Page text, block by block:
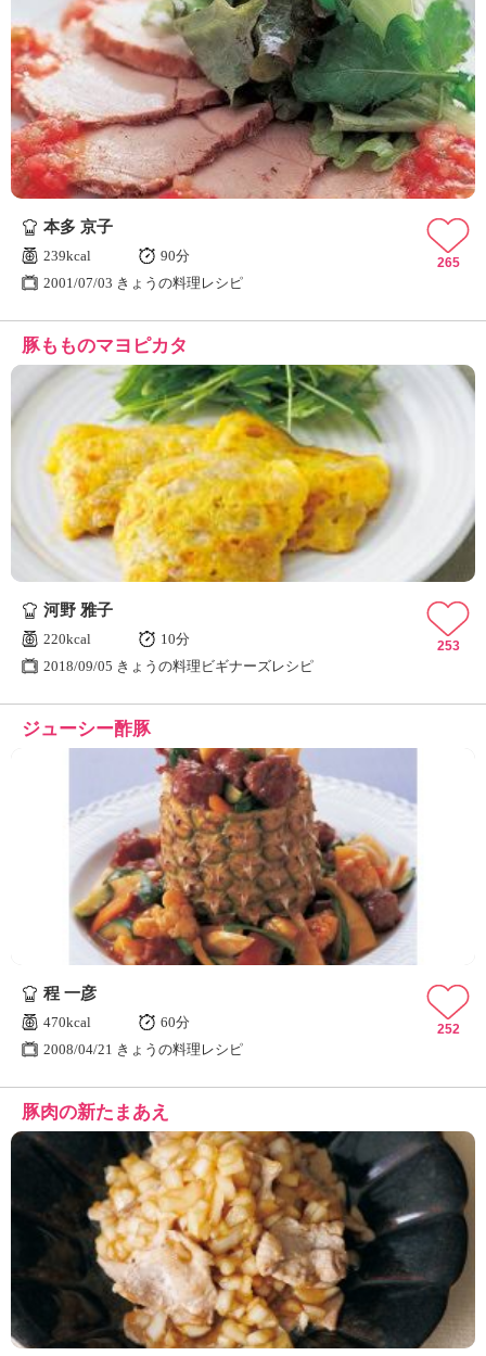
本多 京子
239kcal
90分
2001/07/03 きょうの料理レシピ
265
豚もものマヨピカタ
河野 雅子
220kcal
10分
2018/09/05 きょうの料理ビギナーズレシピ
253
ジューシー酢豚
程 一彦
470kcal
60分
2008/04/21 きょうの料理レシピ
252
豚肉の新たまあえ